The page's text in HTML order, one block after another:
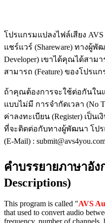
โปรแกรมแปลงไฟล์เสียง
แชร์แวร์ (Shareware) ทางผู้พั
Developer) เขาได้คุณได้สา
สามารถ (Feature) ของโปรแก
ถ้าคุณต้องการจะใช้ต่อกันในแ
แบบไม่มี การจำกัดเวลา (No
ค่าลงทะเบียน (Register) เป็น
ที่จะติดต่อกับทางผู้พัฒนา โป
(E-Mail) :
คำบรรยายภาษาอัง
Descriptions)
This program is called "AVS
that used to convert audio
frequency, number of channels,